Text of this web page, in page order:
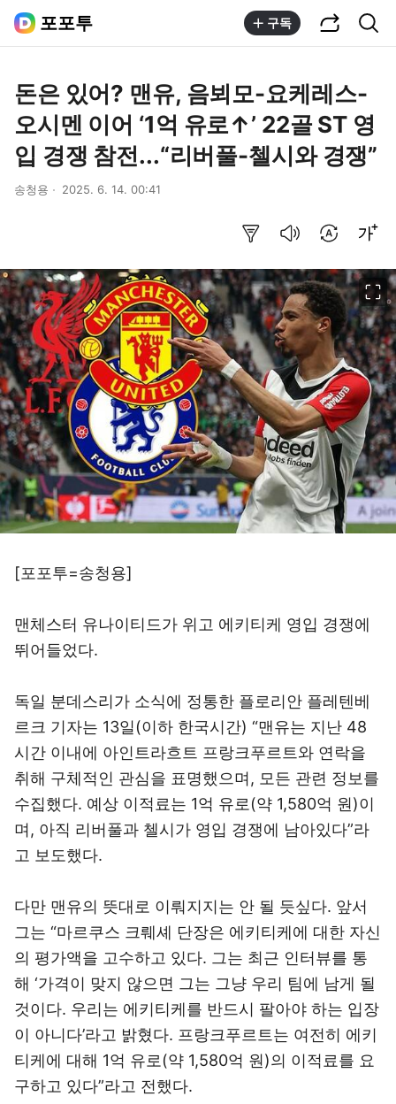
포포투 구독
돈은 있어? 맨유, 음뵈모-요케레스-
오시멘 이어 ‘1억 유로↑’ 22골 ST 영
입 경쟁 참전...“리버풀-첼시와 경쟁”
송청용 2025. 6. 14. 00:41
[포포투=송청용]
맨체스터 유나이티드가 위고 에키티케 영입 경쟁에
뛰어들었다.
독일 분데스리가 소식에 정통한 플로리안 플레텐베
르크 기자는 13일(이하 한국시간) “맨유는 지난 48
시간 이내에 아인트라흐트 프랑크푸르트와 연락을
취해 구체적인 관심을 표명했으며, 모든 관련 정보를
수집했다. 예상 이적료는 1억 유로(약 1,580억 원)이
며, 아직 리버풀과 첼시가 영입 경쟁에 남아있다”라
고 보도했다.
다만 맨유의 뜻대로 이뤄지지는 안 될 듯싶다. 앞서
그는 “마르쿠스 크뤠셰 단장은 에키티케에 대한 자신
의 평가액을 고수하고 있다. 그는 최근 인터뷰를 통
해 ‘가격이 맞지 않으면 그는 그냥 우리 팀에 남게 될
것이다. 우리는 에키티케를 반드시 팔아야 하는 입장
이 아니다’라고 밝혔다. 프랑크푸르트는 여전히 에키
티케에 대해 1억 유로(약 1,580억 원)의 이적료를 요
구하고 있다”라고 전했다.